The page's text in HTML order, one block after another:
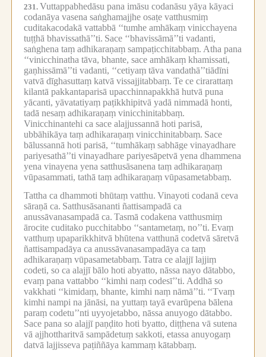
231. Vuttappabhedāsu pana imāsu codanāsu yāya kāyaci
codanāya vasena saṅghamajjhe osaṭe vatthusmiṃ
cuditakacodakā vattabbā ‘‘tumhe amhākaṃ vinicchayena
tuṭṭhā bhavissathā’’ti. Sace ‘‘bhavissāmā’’ti vadanti,
saṅghena taṃ adhikaraṇaṃ sampaṭicchitabbaṃ. Atha pana
‘‘vinicchinatha tāva, bhante, sace amhākaṃ khamissati,
gaṇhissāmā’’ti vadanti, ‘‘cetiyaṃ tāva vandathā’’tiādīni
vatvā dīghasuttaṃ katvā vissajjitabbaṃ. Te ce cirarattaṃ
kilantā pakkantaparisā upacchinnapakkhā hutvā puna
yācanti, yāvatatiyaṃ paṭikkhipitvā yadā nimmadā honti,
tadā nesaṃ adhikaraṇaṃ vinicchinitabbaṃ.
Vinicchinantehi ca sace alajjussannā hoti parisā,
ubbāhikāya taṃ adhikaraṇaṃ vinicchinitabbaṃ. Sace
bālussannā hoti parisā, ‘‘tumhākaṃ sabhāge vinayadhare
pariyesathā’’ti vinayadhare pariyesāpetvā yena dhammena
yena vinayena yena satthusāsanena taṃ adhikaraṇaṃ
vūpasammati, tathā taṃ adhikaraṇaṃ vūpasametabbaṃ.
Tattha ca dhammoti bhūtaṃ vatthu. Vinayoti codanā ceva
sāraṇā ca. Satthusāsananti ñattisampadā ca
anussāvanasampadā ca. Tasmā codakena vatthusmiṃ
ārocite cuditako pucchitabbo ‘‘santametaṃ, no’’ti. Evaṃ
vatthuṃ upaparikkhitvā bhūtena vatthunā codetvā sāretvā
ñattisampadāya ca anussāvanasampadāya ca taṃ
adhikaraṇaṃ vūpasametabbaṃ. Tatra ce alajjī lajjiṃ
codeti, so ca alajjī bālo hoti abyatto, nāssa nayo dātabbo,
evaṃ pana vattabbo ‘‘kimhi naṃ codesī’’ti. Addhā so
vakkhati ‘‘kimidaṃ, bhante, kimhi naṃ nāmā’’ti. ‘‘Tvaṃ
kimhi nampi na jānāsi, na yuttaṃ tayā evarūpena bālena
paraṃ codetu’’nti uyyojetabbo, nāssa anuyogo dātabbo.
Sace pana so alajjī paṇḍito hoti byatto, diṭṭhena vā sutena
vā ajjhottharitvā sampādetuṃ sakkoti, etassa anuyogaṃ
datvā lajjisseva paṭiññāya kammaṃ kātabbaṃ.